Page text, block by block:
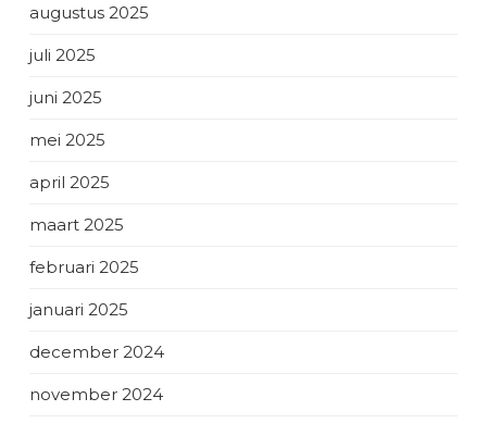
augustus 2025
juli 2025
juni 2025
mei 2025
april 2025
maart 2025
februari 2025
januari 2025
december 2024
november 2024